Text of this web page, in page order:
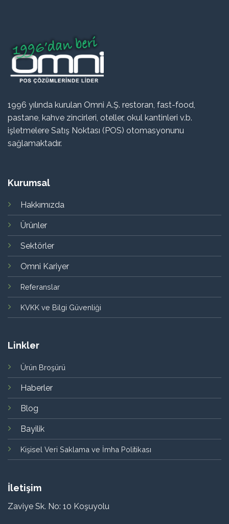
1996 yılında kurulan Omni A.Ş. restoran, fast-food,
pastane, kahve zincirleri, oteller, okul kantinleri v.b.
işletmelere Satış Noktası (POS) otomasyonunu
sağlamaktadır.
Kurumsal
Hakkımızda
Ürünler
Sektörler
Omni Kariyer
Referanslar
KVKK ve Bilgi Güvenliği
Linkler
Ürün Broşürü
Haberler
Blog
Bayilik
Kişisel Veri Saklama ve İmha Politikası
İletişim
Zaviye Sk. No: 10 Koşuyolu